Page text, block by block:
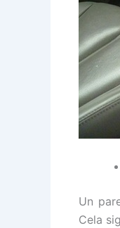
Un
Cela